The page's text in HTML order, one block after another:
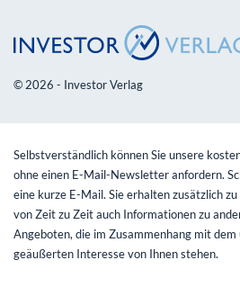
© 2026 - Investor Verlag
Selbstverständlich können Sie unsere
ohne einen E-Mail-Newsletter anfordern.
eine kurze E-Mail. Sie erhalten zusätzlich
von Zeit zu Zeit auch Informationen zu
Angeboten, die im Zusammenhang mit
geäußerten Interesse von Ihnen stehen.